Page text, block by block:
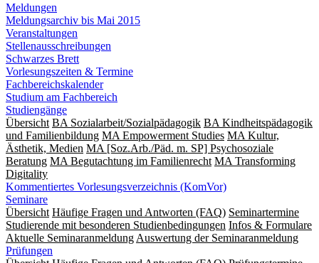
Meldungen
Meldungsarchiv bis Mai 2015
Veranstaltungen
Stellenausschreibungen
Schwarzes Brett
Vorlesungszeiten & Termine
Fachbereichskalender
Studium am Fachbereich
Studiengänge
Übersicht BA Sozialarbeit/Sozialpädagogik BA Kindheitspädagogik
und Familienbildung MA Empowerment Studies MA Kultur,
Ästhetik, Medien MA [Soz.Arb./Päd. m. SP] Psychosoziale
Beratung MA Begut­ach­tung im Fami­lien­recht MA Transforming
Digitality
Kommentiertes Vorlesungsverzeichnis (KomVor)
Seminare
Übersicht Häufige Fragen und Antworten (FAQ) Seminartermine
Studierende mit besonderen Studienbedingungen Infos & Formulare
Aktuelle Seminaranmeldung Auswertung der Seminaranmeldung
Prüfungen